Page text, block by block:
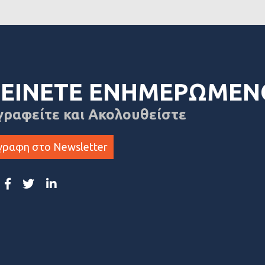
και Ακολουθείστε
στο Newsletter